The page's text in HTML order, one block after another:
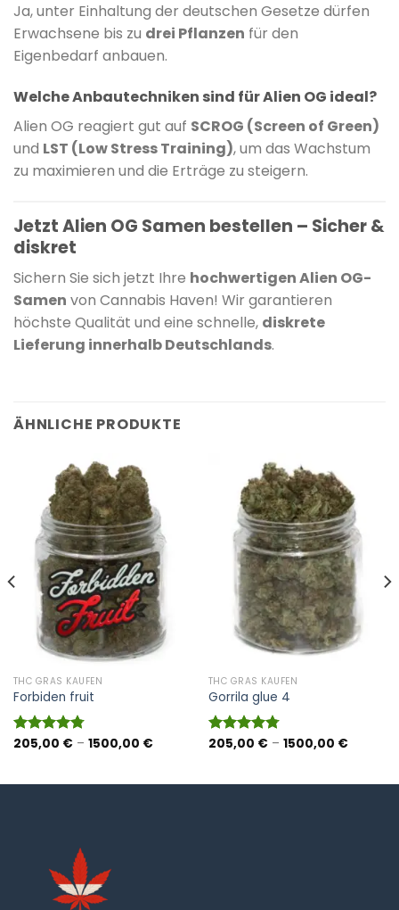
Ja, unter Einhaltung der deutschen Gesetze dürfen
Erwachsene bis zu drei Pflanzen für den
Eigenbedarf anbauen.
Welche Anbautechniken sind für Alien OG ideal?
Alien OG reagiert gut auf SCROG (Screen of Green)
und LST (Low Stress Training), um das Wachstum
zu maximieren und die Erträge zu steigern.
Jetzt Alien OG Samen bestellen – Sicher &
diskret
Sichern Sie sich jetzt Ihre hochwertigen Alien OG-
Samen von Cannabis Haven! Wir garantieren
höchste Qualität und eine schnelle, diskrete
Lieferung innerhalb Deutschlands.
ÄHNLICHE PRODUKTE
THC GRAS KAUFEN
Forbiden fruit
Bewertet
205,00 € – 1500,00 €Preisspanne:
THC GRAS KAUFEN
Gorrila glue 4
Bewertet
205,00 € – 1500,00 €